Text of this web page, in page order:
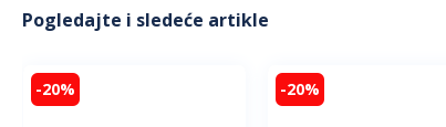
Pogledajte i sledeće artikle
-20% -20%